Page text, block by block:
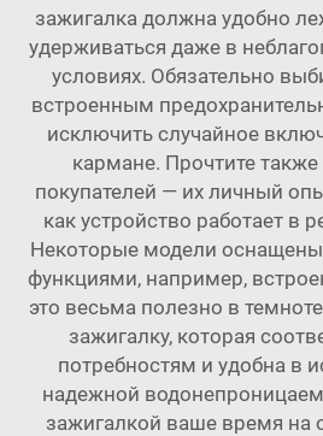
зажигалка должна удобно
удерживаться даже в
условиях. Обязательно
встроенным
исключить случайное
кармане. Прочтите
покупателей — их личный
как устройство работает в
Некоторые модели
функциями, например,
это весьма полезно в
зажигалку, которая
потребностям и удобна в
надежной
зажигалкой ваше время на